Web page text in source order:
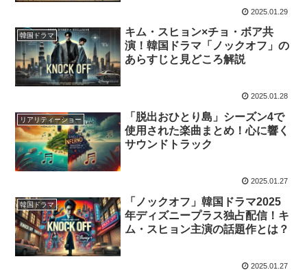
2025.01.29
韓国ドラマ
キム・スヒョン×チョ・ボア共
演！韓国ドラマ「ノックオフ」の
あらすじと見どころ解説
2025.01.28
リアリティーショー
「脱出おひとり島」シーズン4で
使用された楽曲まとめ！心に響く
サウンドトラック
2025.01.27
韓国ドラマ
「ノックオフ」韓国ドラマ2025
年ディズニープラス独占配信！キ
ム・スヒョン主演の話題作とは？
2025.01.27